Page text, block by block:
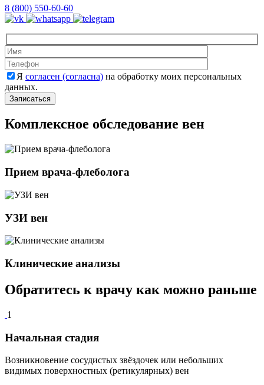
8 (800) 550-60-60
Я согласен (согласна) на обработку моих персональных
данных.
Комплексное обследование вен
Прием врача-флеболога
УЗИ вен
Клинические анализы
Обратитесь к врачу как можно раньше
1
Начальная стадия
Возникновение сосудистых звёздочек или небольших
видимых поверхностных (ретикулярных) вен